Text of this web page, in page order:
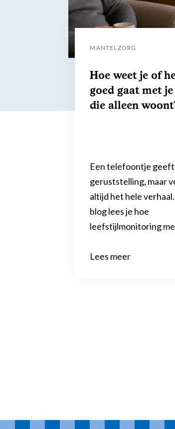
MANTELZORG
Hoe weet je of
goed gaat met
die alleen
Een telefoontje geeft
geruststelling, maar
altijd het hele
blog lees je hoe
leefstijlmonitoring
Lees meer